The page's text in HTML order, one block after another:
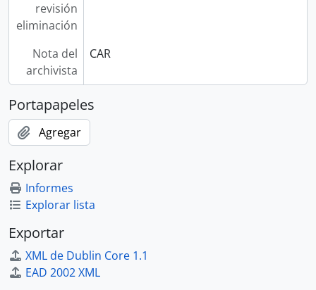
revisión
eliminación
Nota del
archivista
CAR
Portapapeles
Agregar
Explorar
Informes
Explorar lista
Exportar
XML de Dublin Core 1.1
EAD 2002 XML